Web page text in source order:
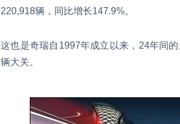
220,918辆，同比增长147.9%。
这也是奇瑞自1997年成立以来，24年间
辆大关。